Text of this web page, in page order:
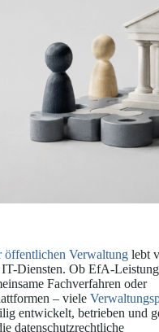
öffentlichen Verwaltung lebt
IT-Diensten. Ob EfA-
Fachverfahren oder
– viele
entwickelt, betrieben und
datenschutzrechtliche